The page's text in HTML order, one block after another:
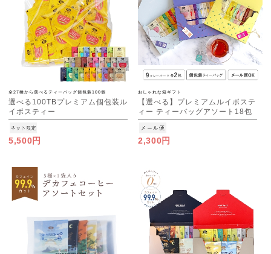
全27種から選べるティーバッグ個包装100個
選べる100TBプレミアム個包装ル
イボスティー
5,500円
おしゃれな箱ギフト
【選べる】プレミアムルイボステ
ィー ティーバッグアソート18包
（A/B/C） [M便 1/1]
2,300円